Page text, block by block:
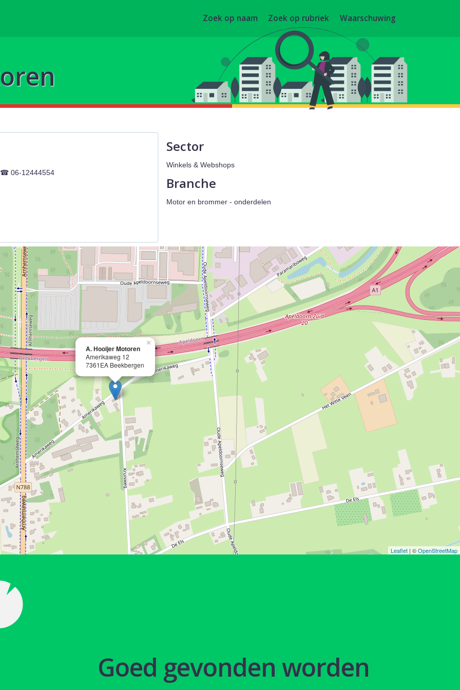
Zoek op naam Zoek op rubriek Waarschuwing
06-12444554
Sector
Winkels & Webshops
Branche
Motor en brommer - onderdelen
A. Hooijer Motoren
Amerikaweg 12
7361EA Beekbergen
×
Leaflet | ©OpenStreetMap
Goed gevonden worden